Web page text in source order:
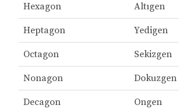
Hexagon Altıgen
Heptagon Yedigen
Octagon Sekizgen
Nonagon Dokuzgen
Decagon Ongen